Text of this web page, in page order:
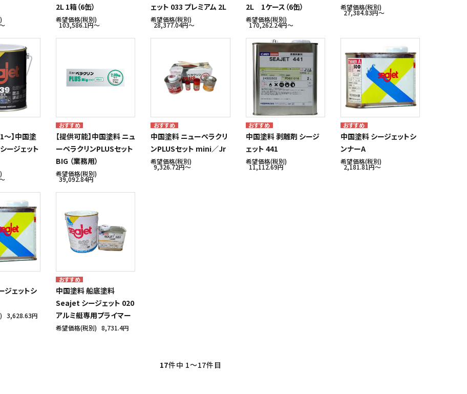
2L 1箱（6缶）
希望価格(税別)
103,586.1円〜
ェット 033 プレミアム 2L
希望価格(税別)
28,377.04円〜
2L 1ケース（6缶）
希望価格(税別)
170,262.24円〜
希望価格(税別)
27,384.83円〜
～】中国塗
ージェット
【提供可能】中国塗料 ニュ
ーペラクリンPLUSセット
BIG （業務用）
希望価格(税別)
39,092.84円
中国塗料 ニューペラクリ
ンPLUSセット mini／Jr
希望価格(税別)
9,326.72円〜
中国塗料 剥離剤 シージ
ェット 441
希望価格(税別)
11,112.69円
中国塗料 シージェットシ
ンナーA
希望価格(税別)
2,181.81円〜
ジェットシ
3,628.63円
中国塗料 船底塗料
Seajet シージェット 020
アルミ艇専用プライマー
希望価格(税別) 8,731.4円
17件中 1〜17件目